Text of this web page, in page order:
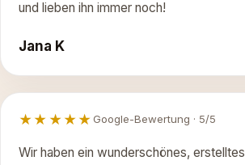
und lieben ihn immer noch!
Jana K
★★★★★Google-Bewertung · 5/5
Wir haben ein wunderschönes, erstelltes